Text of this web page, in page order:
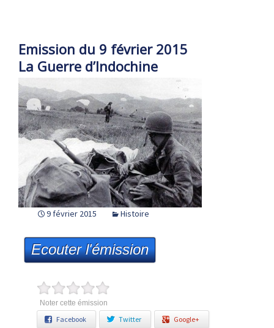
Emission du 9 février 2015
La Guerre d’Indochine
9 février 2015 Histoire
Ecouter l'émission
Noter cette émission
Facebook Twitter Google+